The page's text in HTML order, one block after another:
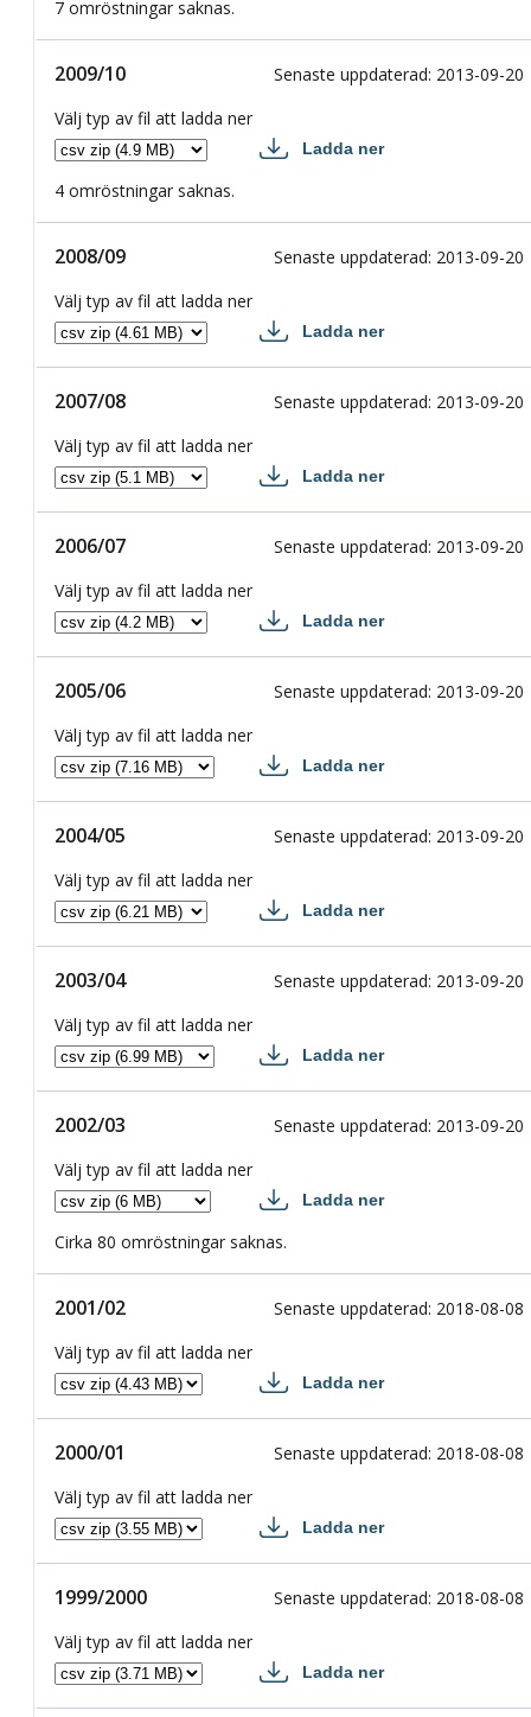
7 omröstningar saknas.
2009/10
2009/10 Senaste uppdaterad: 2013-09-20
Välj typ av fil att ladda ner
Ladda ner
4 omröstningar saknas.
2008/09
2008/09 Senaste uppdaterad: 2013-09-20
Välj typ av fil att ladda ner
Ladda ner
2007/08
2007/08 Senaste uppdaterad: 2013-09-20
Välj typ av fil att ladda ner
Ladda ner
2006/07
2006/07 Senaste uppdaterad: 2013-09-20
Välj typ av fil att ladda ner
Ladda ner
2005/06
2005/06 Senaste uppdaterad: 2013-09-20
Välj typ av fil att ladda ner
Ladda ner
2004/05
2004/05 Senaste uppdaterad: 2013-09-20
Välj typ av fil att ladda ner
Ladda ner
2003/04
2003/04 Senaste uppdaterad: 2013-09-20
Välj typ av fil att ladda ner
Ladda ner
2002/03
2002/03 Senaste uppdaterad: 2013-09-20
Välj typ av fil att ladda ner
Ladda ner
Cirka 80 omröstningar saknas.
2001/02
2001/02 Senaste uppdaterad: 2018-08-08
Välj typ av fil att ladda ner
Ladda ner
2000/01
2000/01 Senaste uppdaterad: 2018-08-08
Välj typ av fil att ladda ner
Ladda ner
1999/2000
1999/2000 Senaste uppdaterad: 2018-08-08
Välj typ av fil att ladda ner
Ladda ner